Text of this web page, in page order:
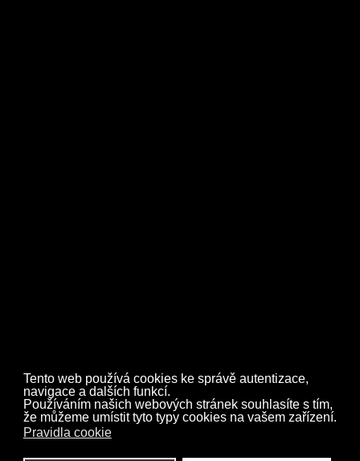
Tento web používá cookies ke správě autentizace,
navigace a dalších funkcí.
Používáním našich webových stránek souhlasíte s tím,
že můžeme umístit tyto typy cookies na vašem zařízení.
Pravidla cookie